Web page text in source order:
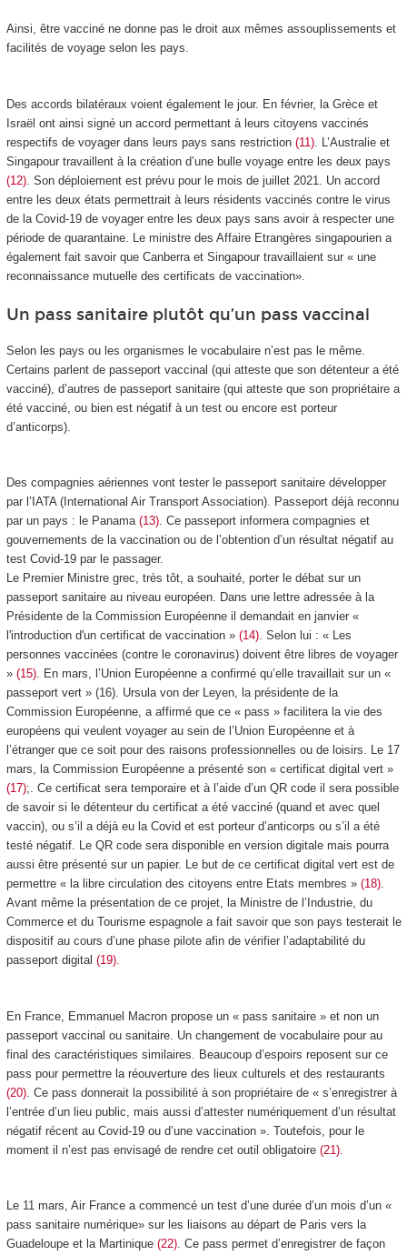
Ainsi, être vacciné ne donne pas le droit aux mêmes assouplissements et
facilités de voyage selon les pays.
Des accords bilatéraux voient également le jour. En février, la Grèce et
Israël ont ainsi signé un accord permettant à leurs citoyens vaccinés
respectifs de voyager dans leurs pays sans restriction (11). L’Australie et
Singapour travaillent à la création d’une bulle voyage entre les deux pays
(12). Son déploiement est prévu pour le mois de juillet 2021. Un accord
entre les deux états permettrait à leurs résidents vaccinés contre le virus
de la Covid-19 de voyager entre les deux pays sans avoir à respecter une
période de quarantaine. Le ministre des Affaire Etrangères singapourien a
également fait savoir que Canberra et Singapour travaillaient sur « une
reconnaissance mutuelle des certificats de vaccination».
Un pass sanitaire plutôt qu’un pass vaccinal
Selon les pays ou les organismes le vocabulaire n’est pas le même.
Certains parlent de passeport vaccinal (qui atteste que son détenteur a été
vacciné), d’autres de passeport sanitaire (qui atteste que son propriétaire a
été vacciné, ou bien est négatif à un test ou encore est porteur
d’anticorps).
Des compagnies aériennes vont tester le passeport sanitaire développer
par l’IATA (International Air Transport Association). Passeport déjà reconnu
par un pays : le Panama (13). Ce passeport informera compagnies et
gouvernements de la vaccination ou de l’obtention d’un résultat négatif au
test Covid-19 par le passager.
Le Premier Ministre grec, très tôt, a souhaité, porter le débat sur un
passeport sanitaire au niveau européen. Dans une lettre adressée à la
Présidente de la Commission Européenne il demandait en janvier «
l'introduction d'un certificat de vaccination » (14). Selon lui : « Les
personnes vaccinées (contre le coronavirus) doivent être libres de voyager
» (15). En mars, l’Union Européenne a confirmé qu’elle travaillait sur un «
passeport vert » (16). Ursula von der Leyen, la présidente de la
Commission Européenne, a affirmé que ce « pass » facilitera la vie des
européens qui veulent voyager au sein de l’Union Européenne et à
l’étranger que ce soit pour des raisons professionnelles ou de loisirs. Le 17
mars, la Commission Européenne a présenté son « certificat digital vert »
(17);. Ce certificat sera temporaire et à l’aide d’un QR code il sera possible
de savoir si le détenteur du certificat a été vacciné (quand et avec quel
vaccin), ou s’il a déjà eu la Covid et est porteur d’anticorps ou s’il a été
testé négatif. Le QR code sera disponible en version digitale mais pourra
aussi être présenté sur un papier. Le but de ce certificat digital vert est de
permettre « la libre circulation des citoyens entre Etats membres » (18).
Avant même la présentation de ce projet, la Ministre de l’Industrie, du
Commerce et du Tourisme espagnole a fait savoir que son pays testerait le
dispositif au cours d’une phase pilote afin de vérifier l’adaptabilité du
passeport digital (19).
En France, Emmanuel Macron propose un « pass sanitaire » et non un
passeport vaccinal ou sanitaire. Un changement de vocabulaire pour au
final des caractéristiques similaires. Beaucoup d’espoirs reposent sur ce
pass pour permettre la réouverture des lieux culturels et des restaurants
(20). Ce pass donnerait la possibilité à son propriétaire de « s’enregistrer à
l’entrée d’un lieu public, mais aussi d’attester numériquement d’un résultat
négatif récent au Covid-19 ou d’une vaccination ». Toutefois, pour le
moment il n’est pas envisagé de rendre cet outil obligatoire (21).
Le 11 mars, Air France a commencé un test d’une durée d’un mois d’un «
pass sanitaire numérique» sur les liaisons au départ de Paris vers la
Guadeloupe et la Martinique (22). Ce pass permet d’enregistrer de façon